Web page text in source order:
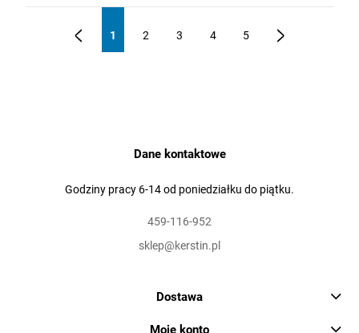
1 2 3 4 5
Dane kontaktowe
Godziny pracy 6-14 od poniedziałku do piątku.
459-116-952
sklep@kerstin.pl
Dostawa